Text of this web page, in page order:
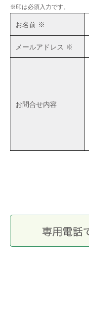
※印は必須入力です。
お名前 ※
メールアドレス ※
お問合せ内容